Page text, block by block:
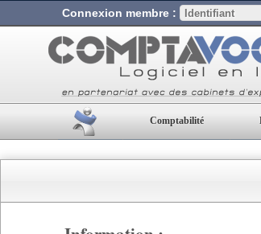
Connexion membre :
Comptabilité